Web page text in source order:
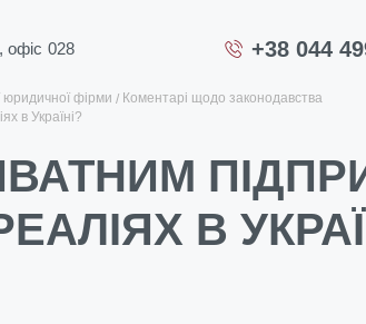
офіс 028 +38 044
юридичної фірми
Коментарі щодо законодавства
в Україні?
В